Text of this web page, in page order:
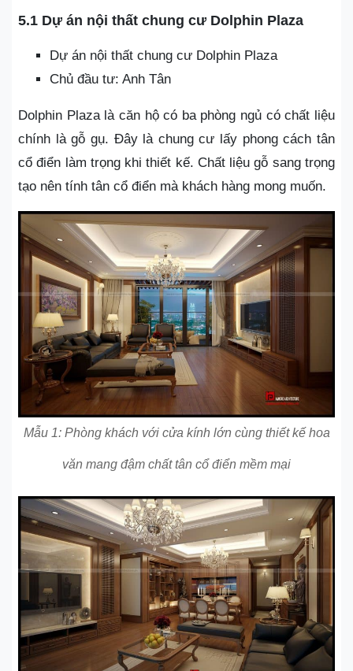
5.1 Dự án nội thất chung cư Dolphin Plaza
Dự án nội thất chung cư Dolphin Plaza
Chủ đầu tư: Anh Tân
Dolphin Plaza là căn hộ có ba phòng ngủ có chất liệu
chính là gỗ gụ. Đây là chung cư lấy phong cách tân
cổ điển làm trọng khi thiết kế. Chất liệu gỗ sang trọng
tạo nên tính tân cổ điển mà khách hàng mong muốn.
Mẫu 1: Phòng khách với cửa kính lớn cùng thiết kế hoa
văn mang đậm chất tân cổ điển mềm mại